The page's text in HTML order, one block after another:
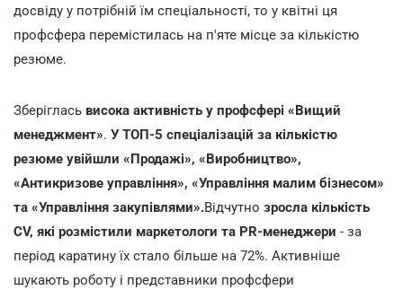
досвіду у потрібній їм спеціальності, то у квітні ця
профсфера перемістилась на п'яте місце за кількістю
резюме.
Зберіглась висока активність у профсфері «Вищий
менеджмент». У ТОП-5 спеціалізацій за кількістю
резюме увійшли «Продажі», «Виробництво»,
«Антикризове управління», «Управління малим бізнесом»
та «Управління закупівлями».Відчутно зросла кількість
CV, які розмістили маркетологи та PR-менеджери - за
період каратину їх стало більше на 72%. Активніше
шукають роботу і представники профсфери